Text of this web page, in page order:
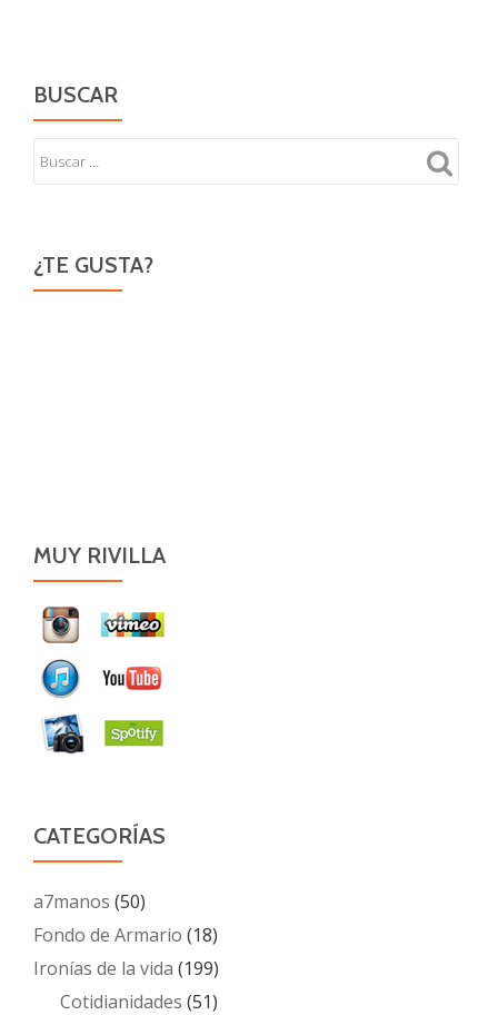
BUSCAR
¿TE GUSTA?
MUY RIVILLA
CATEGORÍAS
a7manos (50)
Fondo de Armario (18)
Ironías de la vida (199)
Cotidianidades (51)